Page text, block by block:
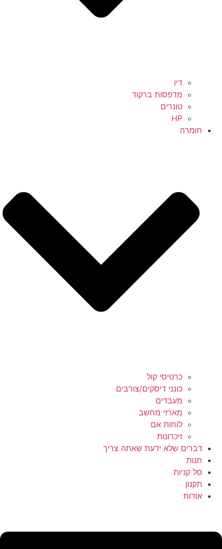
דיו
מדפסות ברקוד
טונרים
HP
חומרה
כרטיסי קול
כונני דיסקים/צורבים
מעבדים
מארזי מחשב
לוחות אם
זיכרונות
דברים שלא ידעת שאתה צריך
חנות
סל קניות
תקנון
אודות